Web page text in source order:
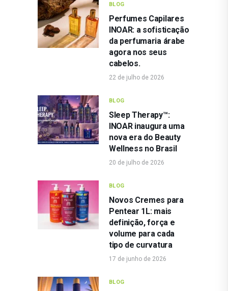
BLOG
Perfumes Capilares
INOAR: a sofisticação
da perfumaria árabe
agora nos seus
cabelos.
22 de julho de 2026
BLOG
Sleep Therapy™:
INOAR inaugura uma
nova era do Beauty
Wellness no Brasil
20 de julho de 2026
BLOG
Novos Cremes para
Pentear 1L: mais
definição, força e
volume para cada
tipo de curvatura
17 de junho de 2026
BLOG